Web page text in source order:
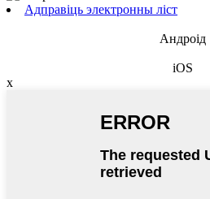
Адправіць электронны ліст
Андроід
iOS
x